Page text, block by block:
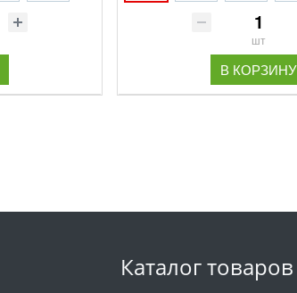
шт
В КОРЗИНУ
Каталог товаров